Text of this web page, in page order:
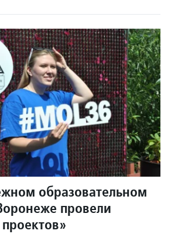
образовательном
провели